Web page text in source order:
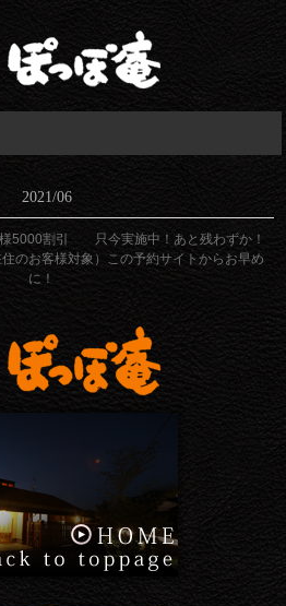
2021/06
様5000割引 只今実施中！あと残わずか！
のお客様対象）この予約サイトからお早め
に！